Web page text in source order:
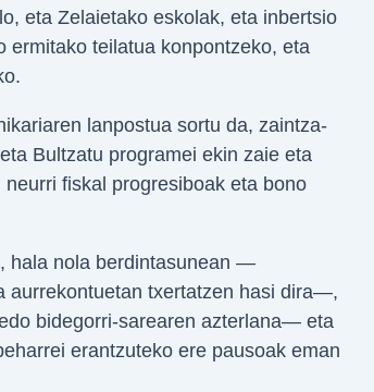
eta Zelaietako eskolak, eta inbertsio
ermitako teilatua konpontzeko, eta
lanpostua sortu da, zaintza-
Bultzatu programei ekin zaie eta
fiskal progresiboak eta bono
hala nola berdintasunean —
aurrekontuetan txertatzen hasi dira—,
bidegorri-sarearen azterlana— eta
erantzuteko ere pausoak eman